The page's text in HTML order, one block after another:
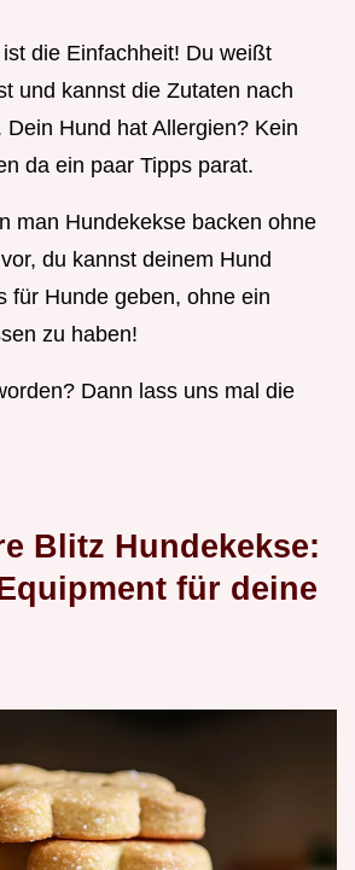
die Einfachheit! Du weißt
und kannst die Zutaten nach
Dein Hund hat Allergien? Kein
da ein paar Tipps parat.
man Hundekekse backen ohne
du kannst deinem Hund
für Hunde geben, ohne ein
zu haben!
Dann lass uns mal die
Blitz Hundekekse:
für deine